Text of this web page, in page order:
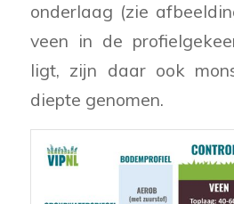
onderlaag (zie
veen in de
ligt, zijn daar ook
diepte genomen.